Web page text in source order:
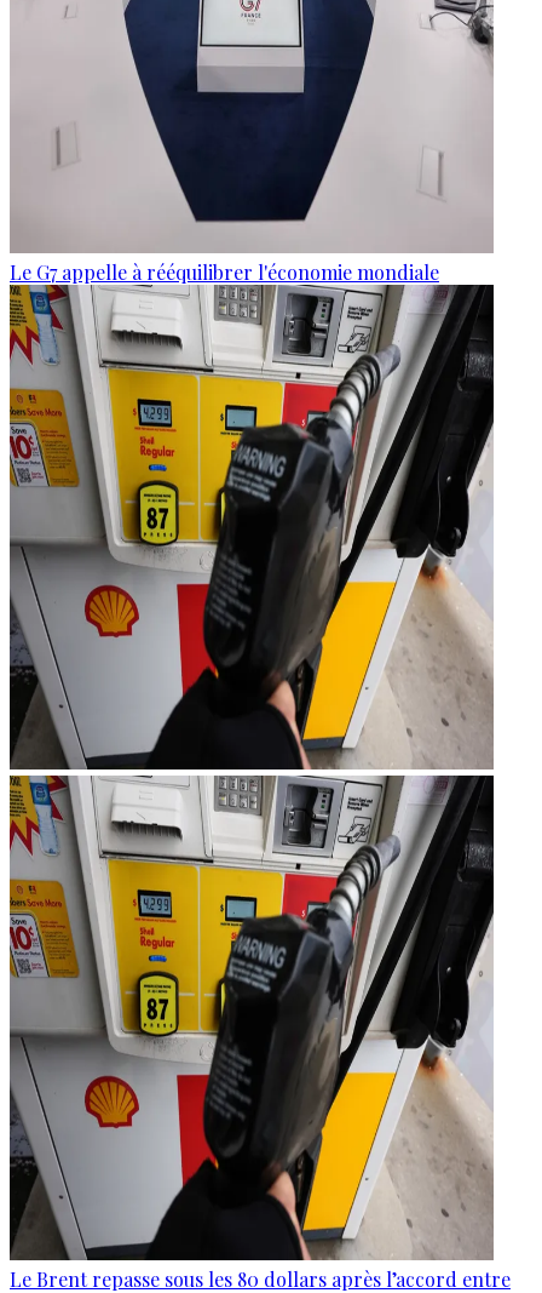
Le G7 appelle à rééquilibrer l'économie mondiale
Le Brent repasse sous les 80 dollars après l’accord entre